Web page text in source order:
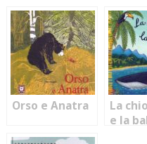
Orso e Anatra
La
e la